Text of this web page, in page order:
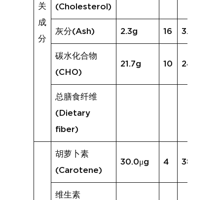
关
成
分
(Cholesterol)
灰分(Ash) 2.3g 16 3.6g
碳水化合物
(CHO)
21.7g 10 24.7g
总膳食纤维
(Dietary
fiber)
胡萝卜素
(Carotene)
30.0μg 4 38.2μg
维生素